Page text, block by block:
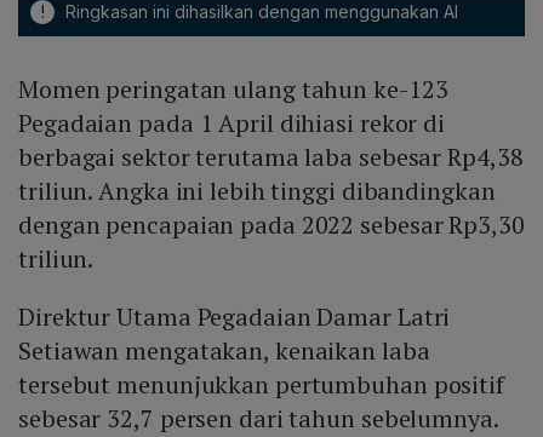
! Ringkasan ini dihasilkan dengan menggunakan AI
Momen peringatan ulang tahun ke-123
Pegadaian pada 1 April dihiasi rekor di
berbagai sektor terutama laba sebesar Rp4,38
triliun. Angka ini lebih tinggi dibandingkan
dengan pencapaian pada 2022 sebesar Rp3,30
triliun.
Direktur Utama Pegadaian Damar Latri
Setiawan mengatakan, kenaikan laba
tersebut menunjukkan pertumbuhan positif
sebesar 32,7 persen dari tahun sebelumnya.